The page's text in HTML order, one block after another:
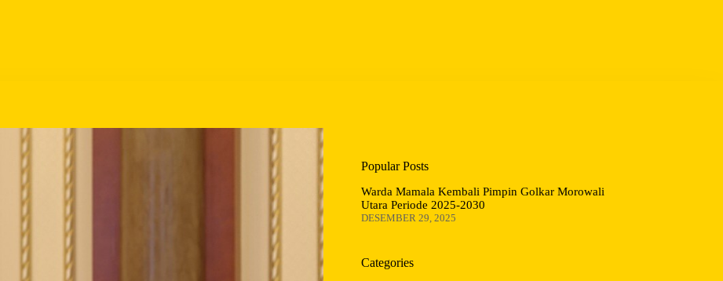
Popular Posts
Warda Mamala Kembali Pimpin Golkar Morowali
Utara Periode 2025-2030
DESEMBER 29, 2025
Categories